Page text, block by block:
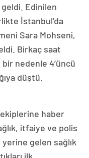
Edinilen
İstanbul’da
Sara Mohseni,
Birkaç saat
nedenle 4’üncü
düştü.
haber
itfaiye ve polis
gelen sağlık
ilk